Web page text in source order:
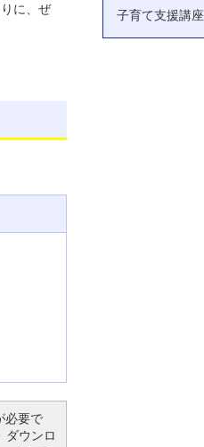
に、ぜ
必要で
ウンロ
子育て支援講座